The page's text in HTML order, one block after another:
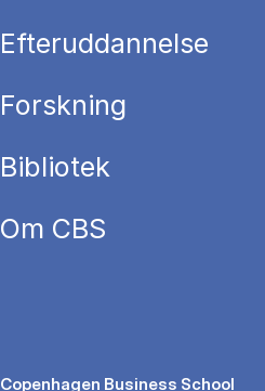
Efteruddannelse
Forskning
Bibliotek
Om CBS
Copenhagen Business School